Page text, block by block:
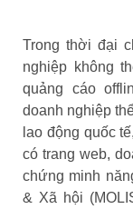
Trong thời đại
nghiệp không
quảng cáo
doanh nghiệp
lao động quốc
có trang web,
chứng minh
& Xã hội